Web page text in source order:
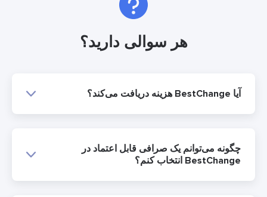
هر سوالی دارید؟
آیا BestChange هزینه دریافت می‌کند؟
چگونه می‌توانم یک صرافی قابل اعتماد در
BestChange انتخاب کنم؟